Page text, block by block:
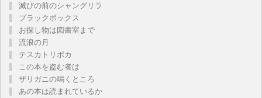
滅びの前のシャングリラ
ブラックボックス
お探し物は図書室まで
流浪の月
テスカトリポカ
この本を盗む者は
ザリガニの鳴くところ
あの本は読まれているか